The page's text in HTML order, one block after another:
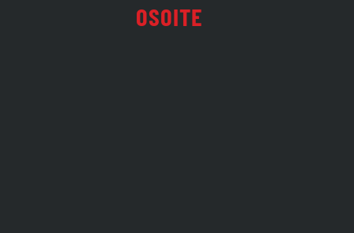
OSOITE